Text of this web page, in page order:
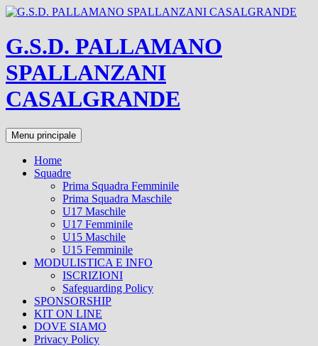
Vai
contenuto
G.S.D. PALLAMANO
SPALLANZANI
CASALGRANDE
Cerca
Menu principale
Home
Squadre
Prima Squadra Femminile
Prima Squadra Maschile
U17 Maschile
U17 Femminile
U15 Maschile
U15 Femminile
MODULISTICA E INFO
ISCRIZIONI
Safeguarding Policy
SPONSORSHIP
KIT ON LINE
DOVE SIAMO
Privacy Policy